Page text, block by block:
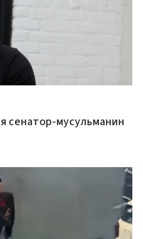
сенатор-мусульманин